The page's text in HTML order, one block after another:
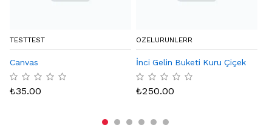
TESTTEST
Canvas
₺35.00
OZELURUNLERR
İnci Gelin Buketi Kuru Çiçek
₺250.00